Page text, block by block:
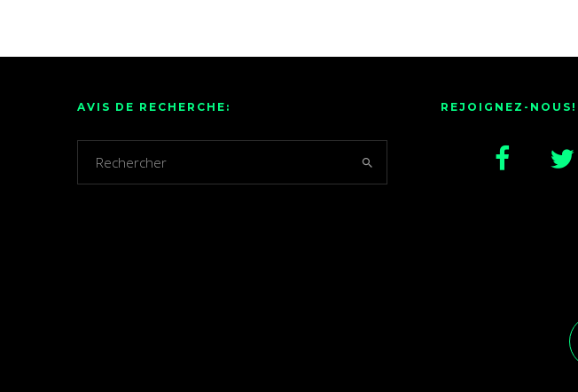
AVIS DE RECHERCHE: REJOIGNEZ-NOUS!